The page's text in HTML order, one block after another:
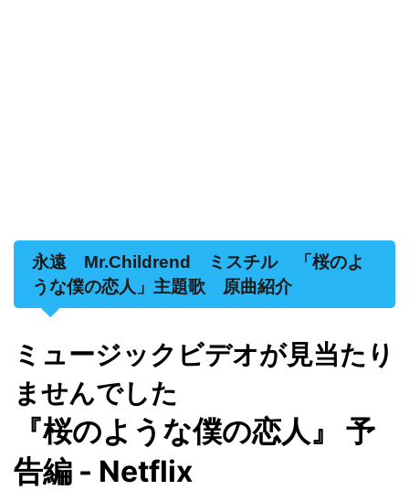
永遠 Mr.Childrend ミスチル 「桜のよ
うな僕の恋人」主題歌 原曲紹介
ミュージックビデオが見当たり
ませんでした
『桜のような僕の恋人』 予
告編 - Netflix